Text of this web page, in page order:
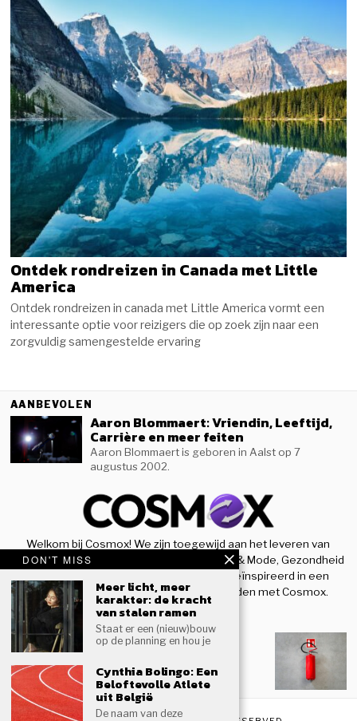
Ontdek rondreizen in Canada met Little
America
Ontdek rondreizen in canada met Little America vormt een
interessante optie voor reizigers die op zoek zijn naar een
zorgvuldig samengestelde ervaring
AANBEVOLEN
Aaron Blommaert: Vriendin, Leeftijd,
Carrière en meer feiten
Aaron Blommaert is geboren in Aalst op 7
augustus 2002.
Welkom bij Cosmox! We zijn toegewijd aan het leveren van
nieuwe inzichten op het gebied van Beauty & Mode, Gezondheid
& Sport, en houden u op de hoogte en geïnspireerd in een
steeds evoluerende wereld. Blijf verbonden met Cosmox.
RECENTE BLOGS
Woning beter beschermen tegen
brand
Hoe veilig is jouw woning als er plots brand
uitbreekt?
DON'T MISS
Meer licht, meer
karakter: de kracht
van stalen ramen
Staat er een (nieuw)bouw
op de planning en hou je
Cynthia Bolingo: Een
Beloftevolle Atlete
uit België
De naam van deze